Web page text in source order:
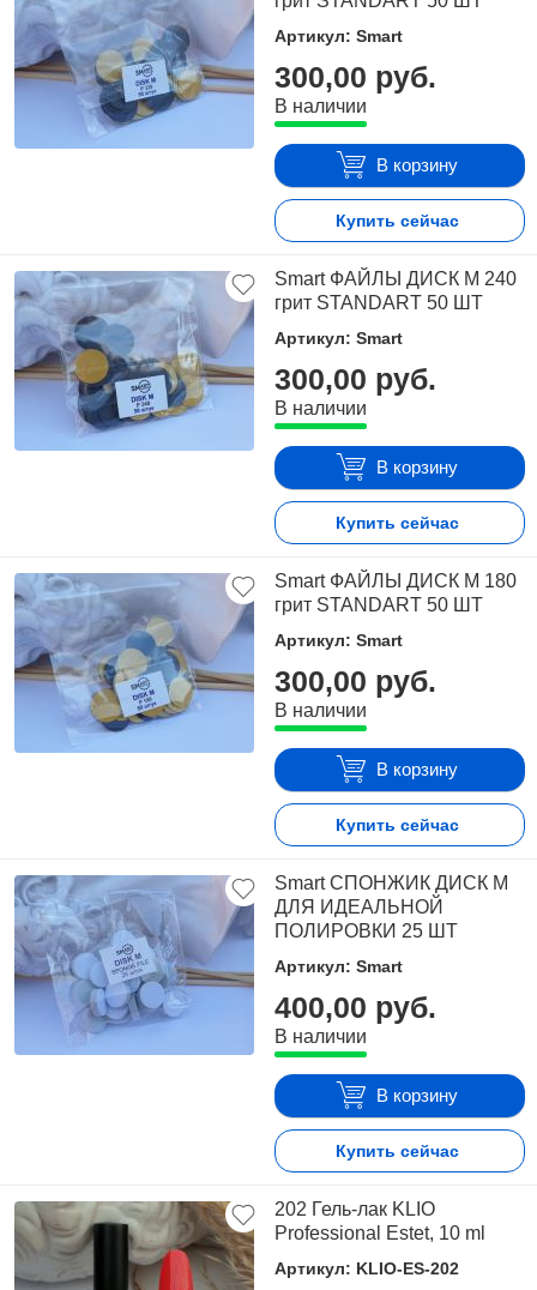
Артикул: Smart
300,00 руб.
В наличии
В корзину
Купить сейчас
Smart ФАЙЛЫ ДИСК М 240
грит STANDART 50 ШТ
Артикул: Smart
300,00 руб.
В наличии
В корзину
Купить сейчас
Smart ФАЙЛЫ ДИСК М 180
грит STANDART 50 ШТ
Артикул: Smart
300,00 руб.
В наличии
В корзину
Купить сейчас
Smart СПОНЖИК ДИСК M
ДЛЯ ИДЕАЛЬНОЙ
ПОЛИРОВКИ 25 ШТ
Артикул: Smart
400,00 руб.
В наличии
В корзину
Купить сейчас
202 Гель-лак KLIO
Professional Estet, 10 ml
Артикул: KLIO-ES-202